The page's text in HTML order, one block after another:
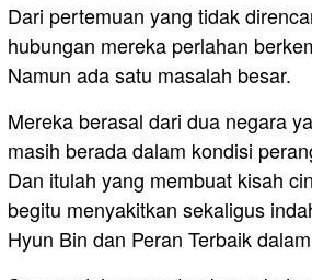
Dari pertemuan yang tidak
hubungan mereka perlahan
Namun ada satu masalah besar.
Mereka berasal dari dua negara
masih berada dalam kondisi
Dan itulah yang membuat kisah
begitu menyakitkan sekaligus
Hyun Bin dan Peran Terbaik